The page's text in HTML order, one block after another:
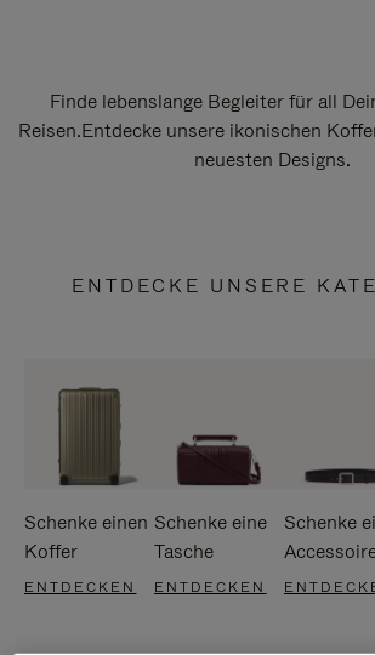
Finde lebenslange Begleiter für all
Reisen.Entdecke unsere ikonischen
neuesten Designs.
ENTDECKE UNSERE
Schenke einen
Koffer
ENTDECKEN
Schenke eine
Tasche
ENTDECKEN
Schenke